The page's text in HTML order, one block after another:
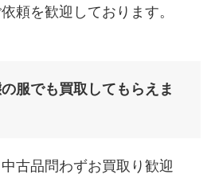
頼を歓迎しております。
服でも買取してもらえま
古品問わずお買取り歓迎